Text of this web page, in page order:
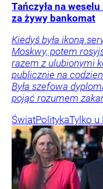
Tańczyła na
za żywy bankomat
Kiedyś była ikoną
Moskwy, potem
razem z ulubionymi
publicznie na
Była szefowa
pojąć rozumem
ŚwiatPolitykaTylko u